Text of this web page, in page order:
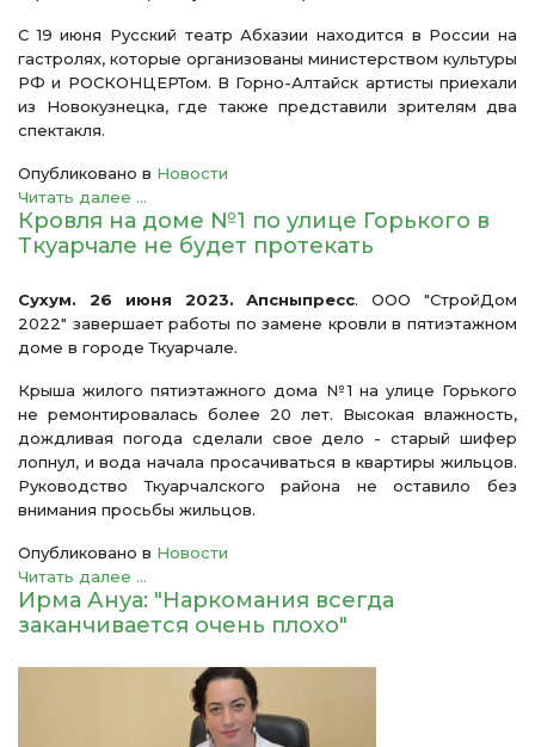
С 19 июня Русский театр Абхазии находится в России на
гастролях, которые организованы министерством культуры
РФ и РОСКОНЦЕРТом. В Горно-Алтайск артисты приехали
из Новокузнецка, где также представили зрителям два
спектакля.
Опубликовано в Новости
Читать далее ...
Кровля на доме №1 по улице Горького в
Ткуарчале не будет протекать
Сухум. 26 июня 2023. Апсныпресс. ООО "СтройДом
2022" завершает работы по замене кровли в пятиэтажном
доме в городе Ткуарчале.
Крыша жилого пятиэтажного дома №1 на улице Горького
не ремонтировалась более 20 лет. Высокая влажность,
дождливая погода сделали свое дело - старый шифер
лопнул, и вода начала просачиваться в квартиры жильцов.
Руководство Ткуарчалского района не оставило без
внимания просьбы жильцов.
Опубликовано в Новости
Читать далее ...
Ирма Ануа: "Наркомания всегда
заканчивается очень плохо"